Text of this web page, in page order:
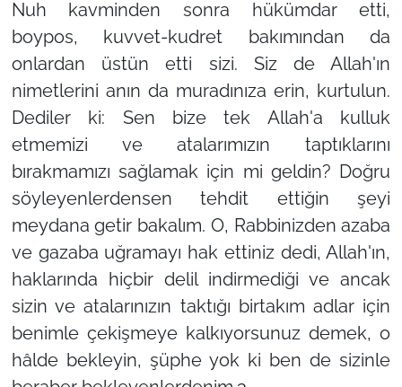
Nuh kavminden sonra hükümdar etti,
boypos, kuvvet-kudret bakımından da
onlardan üstün etti sizi. Siz de Allah'ın
nimetlerini anın da muradınıza erin, kurtulun.
Dediler ki: Sen bize tek Allah'a kulluk
etmemizi ve atalarımızın taptıklarını
bırakmamızı sağlamak için mi geldin? Doğru
söyleyenlerdensen tehdit ettiğin şeyi
meydana getir bakalım. O, Rabbinizden azaba
ve gazaba uğramayı hak ettiniz dedi, Allah'ın,
haklarında hiçbir delil indirmediği ve ancak
sizin ve atalarınızın taktığı birtakım adlar için
benimle çekişmeye kalkıyorsunuz demek, o
hâlde bekleyin, şüphe yok ki ben de sizinle